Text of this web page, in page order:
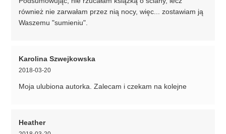
również nie zarwałam przez nią nocy, więc... zostawiam ją
Waszemu "sumieniu".
Karolina Szwejkowska
2018-03-20
Moja ulubiona autorka. Zalecam i czekam na kolejne
Heather